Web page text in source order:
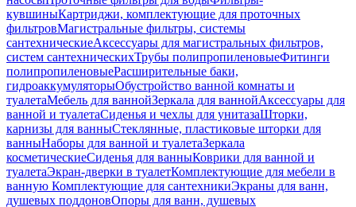
кувшиныКартриджи, комплектующие для проточных
фильтровМагистральные фильтры, системы
сантехническиеАксессуары для магистральных фильтров,
систем сантехническихТрубы полипропиленовыеФитинги
полипропиленовыеРасширительные баки,
гидроаккумуляторыОбустройство ванной комнаты и
туалетаМебель для ваннойЗеркала для ваннойАксессуары для
ванной и туалетаСиденья и чехлы для унитазаШторки,
карнизы для ванныСтеклянные, пластиковые шторки для
ванныНаборы для ванной и туалетаЗеркала
косметическиеСиденья для ванныКоврики для ванной и
туалетаЭкран-дверки в туалетКомплектующие для мебели в
ванную Комплектующие для сантехникиЭкраны для ванн,
душевых поддоновОпоры для ванн, душевых